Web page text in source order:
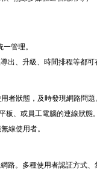
管理。
出、升級、時間排程等都可
者狀態，及時發現網路問題
板、或員工電腦的連線狀態。
線使用者。
路。多種使用者認証方式